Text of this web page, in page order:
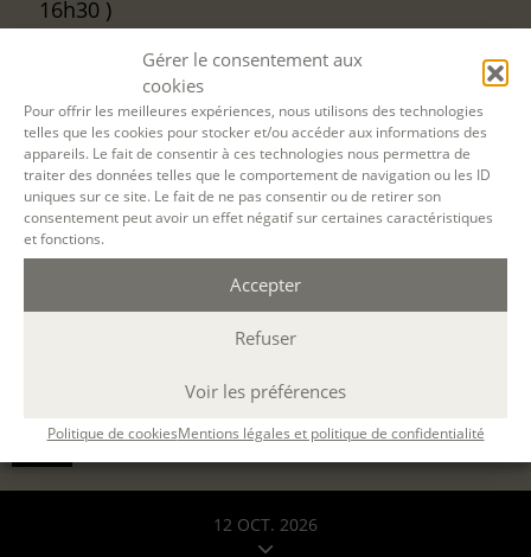
Gérer le consentement aux
cookies
Pour offrir les meilleures expériences, nous utilisons des technologies
telles que les cookies pour stocker et/ou accéder aux informations des
appareils. Le fait de consentir à ces technologies nous permettra de
traiter des données telles que le comportement de navigation ou les ID
uniques sur ce site. Le fait de ne pas consentir ou de retirer son
consentement peut avoir un effet négatif sur certaines caractéristiques
et fonctions.
Accepter
Refuser
Voir les préférences
Politique de cookiesMentions légales et politique de confidentialité
16h30 )
Désolé, la réservation en ligne pour cette
session de formation est terminée.
12 OCT. 2026